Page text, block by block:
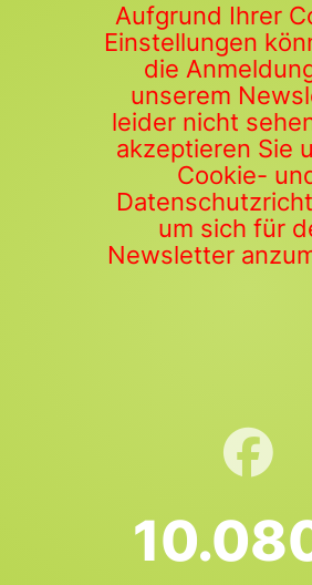
Aufgrund Ihrer
Einstellungen
die
unserem
leider nicht
akzeptieren Sie
Cookie-
um sich für
Newsletter